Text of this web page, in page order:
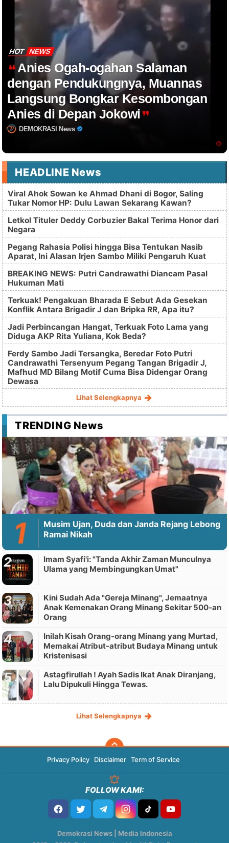
HOT NEWS
Anies Ogah-ogahan Salaman
dengan Pendukungnya, Muannas
Langsung Bongkar Kesombongan
Anies di Depan Jokowi
DEMOKRASI News
HEADLINE News
Viral Ahok Sowan ke Ahmad Dhani di Bogor, Saling
Tukar Nomor HP: Dulu Lawan Sekarang Kawan?
Letkol Tituler Deddy Corbuzier Bakal Terima Honor dari
Negara
Pegang Rahasia Polisi hingga Bisa Tentukan Nasib
Aparat, Ini Alasan Irjen Sambo Miliki Pengaruh Kuat
BREAKING NEWS: Putri Candrawathi Diancam Pasal
Hukuman Mati
Terkuak! Pengakuan Bharada E Sebut Ada Gesekan
Konflik Antara Brigadir J dan Bripka RR, Apa itu?
Jadi Perbincangan Hangat, Terkuak Foto Lama yang
Diduga AKP Rita Yuliana, Kok Beda?
Ferdy Sambo Jadi Tersangka, Beredar Foto Putri
Candrawathi Tersenyum Pegang Tangan Brigadir J,
Mafhud MD Bilang Motif Cuma Bisa Didengar Orang
Dewasa
Lihat Selengkapnya
TRENDING News
Musim Ujan, Duda dan Janda Rejang Lebong
Ramai Nikah
Imam Syafi'i: "Tanda Akhir Zaman Munculnya
Ulama yang Membingungkan Umat"
Kini Sudah Ada "Gereja Minang", Jemaatnya
Anak Kemenakan Orang Minang Sekitar 500-an
Orang
Inilah Kisah Orang-orang Minang yang Murtad,
Memakai Atribut-atribut Budaya Minang untuk
Kristenisasi
Astagfirullah ! Ayah Sadis Ikat Anak Diranjang,
Lalu Dipukuli Hingga Tewas.
Lihat Selengkapnya
Privacy Policy Disclaimer Term of Service
FOLLOW KAMI:
Demokrasi News | Media Indonesia